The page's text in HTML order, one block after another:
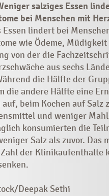
salziges Essen
bei Menschen mit
lindert bei
wie Ödeme,
von der die
aus sechs
die Hälfte der
die andere Hälfte eine
beim Kochen auf Salz
und weniger
konsumierten die
Salz als zuvor. Das
der Klinikaufenthalte
Deepak Sethi